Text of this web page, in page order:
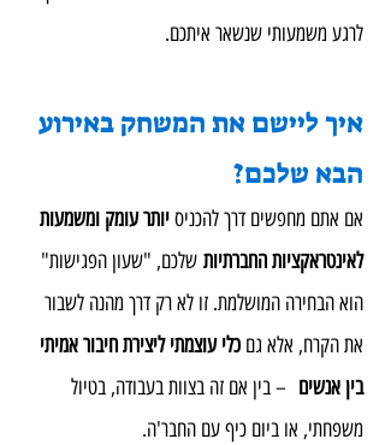
לרגע משמעותי שנשאר איתכם.
איך ליישם את המשחק באירוע
הבא שלכם?
אם אתם מחפשים דרך להכניס יותר עומק ומשמעות
לאינטראקציות החברתיות שלכם, "שעון הפגישות"
הוא הבחירה המושלמת. זו לא רק דרך מהנה לשבור
את הקרח, אלא גם כלי עוצמתי ליצירת חיבור אמיתי
בין אנשים – בין אם זה בצוות בעבודה, בטיול
משפחתי, או ביום כיף עם החבר'ה.